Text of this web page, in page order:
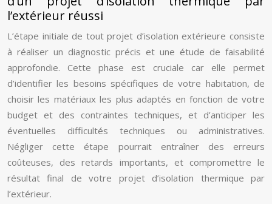
l’extérieur réussi
L’étape initiale de tout projet d’isolation extérieure consiste
à réaliser un diagnostic précis et une étude de faisabilité
approfondie. Cette phase est cruciale car elle permet
d’identifier les besoins spécifiques de votre habitation, de
choisir les matériaux les plus adaptés en fonction de votre
budget et des contraintes techniques, et d’anticiper les
éventuelles difficultés techniques ou administratives.
Négliger cette étape pourrait entraîner des erreurs
coûteuses, des retards importants, et compromettre le
résultat final de votre projet d’isolation thermique par
l’extérieur.